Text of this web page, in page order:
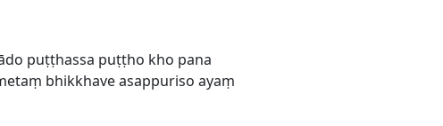
puṭṭhassa puṭṭho kho pana
bhikkhave asappuriso ayaṃ